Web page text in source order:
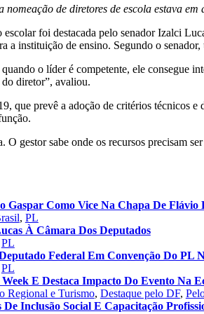
de diretores de escola estava em
foi destacada pelo senador Izalci
a instituição de ensino. Segundo o
o líder é competente, ele consegue
do diretor”, avaliou.
que prevê a adoção de critérios técnicos
gestor sabe onde os recursos precisam
Gaspar Como Vice Na Chapa De Flávio
, PL
À Câmara Dos Deputados
PL
Federal Em Convenção Do PL
PL
E Destaca Impacto Do Evento Na
Regional e Turismo, Destaque pelo DF,
Inclusão Social E Capacitação